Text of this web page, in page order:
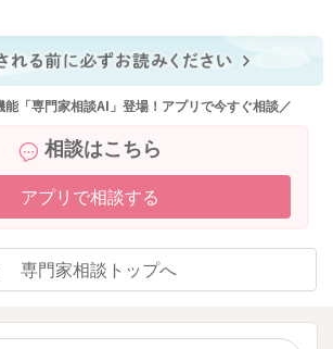
2024/12/14 16:36
能「専門家相談AI」登場！アプリで今すぐ相談／
相談はこちら
アプリで相談する
専門家相談トップへ